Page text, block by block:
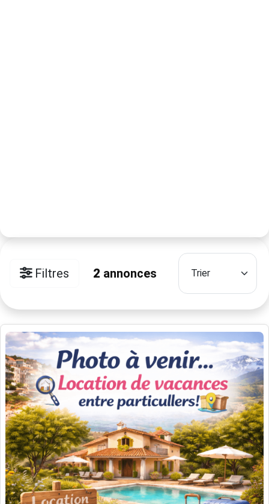
Filtres 2 annonces